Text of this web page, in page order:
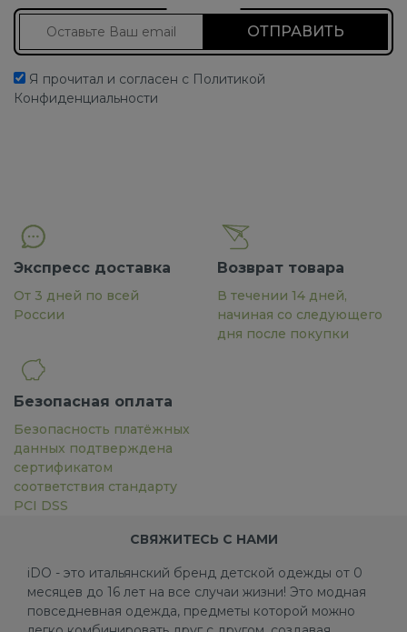
Я прочитал и согласен с Политикой
Конфиденциальности
Экспресс доставка
От 3 дней по всей
России
Возврат товара
В течении 14 дней,
начиная со следующего
дня после покупки
Безопасная оплата
Безопасность платёжных
данных подтверждена
сертификатом
соответствия стандарту
PCI DSS
СВЯЖИТЕСЬ С НАМИ
iDO - это итальянский бренд детской одежды от 0
месяцев до 16 лет на все случаи жизни! Это модная
повседневная одежда, предметы которой можно